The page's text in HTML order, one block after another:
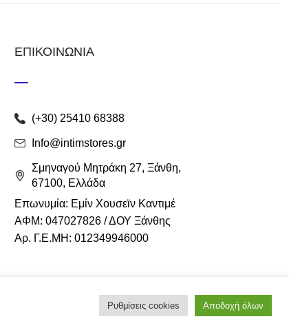
ΕΠΙΚΟΙΝΩΝΙΑ
(+30) 25410 68388
Info@intimstores.gr
Σμηναγού Μητράκη 27, Ξάνθη,
67100, Ελλάδα
Επωνυμία: Εμίν Χουσεϊν Καντιμέ
ΑΦΜ: 047027826 / ΔΟΥ Ξάνθης
Αρ. Γ.Ε.ΜΗ: 012349946000
Ρυθμίσεις cookies Αποδοχή όλων